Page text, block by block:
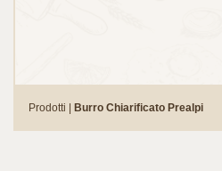
Prodotti | Burro Chiarificato Prealpi